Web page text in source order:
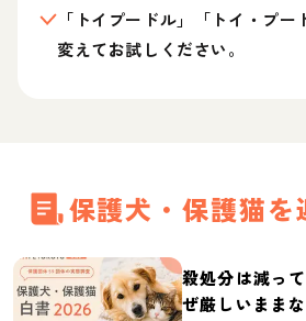
「トイプードル」「トイ・プ
変えてお試しください。
保護犬・保護猫を
殺処分は減っ
ぜ厳しいまま